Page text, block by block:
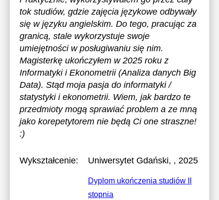
tok studiów, gdzie zajęcia językowe odbywały
się w języku angielskim. Do tego, pracując za
granicą, stale wykorzystuje swoje
umiejętności w posługiwaniu się nim.
Magisterkę ukończyłem w 2025 roku z
Informatyki i Ekonometrii (Analiza danych Big
Data). Stąd moja pasja do informatyki /
statystyki i ekonometrii. Wiem, jak bardzo te
przedmioty mogą sprawiać problem a ze mną
jako korepetytorem nie będą Ci one straszne!
:)
Wykształcenie: Uniwersytet Gdański, , 2025
Dyplom ukończenia studiów II
stopnia